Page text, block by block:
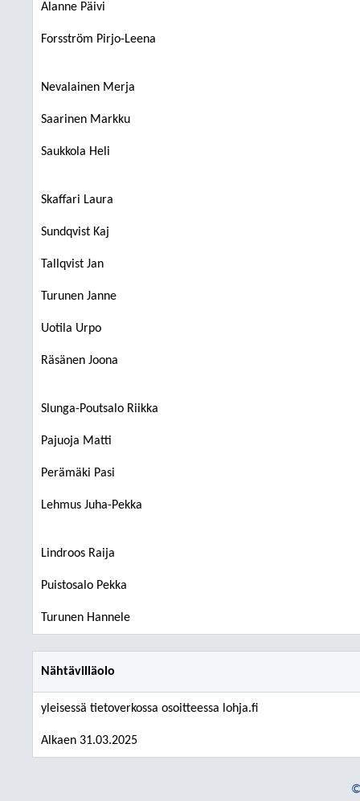
Alanne Päivi
Forsström Pirjo-Leena
Nevalainen Merja
Saarinen Markku
Saukkola Heli
Skaffari Laura
Sundqvist Kaj
Tallqvist Jan
Turunen Janne
Uotila Urpo
Räsänen Joona
Slunga-Poutsalo Riikka
Pajuoja Matti
Perämäki Pasi
Lehmus Juha-Pekka
Lindroos Raija
Puistosalo Pekka
Turunen Hannele
Nähtävilläolo
yleisessä tietoverkossa osoitteessa lohja.fi
Alkaen 31.03.2025